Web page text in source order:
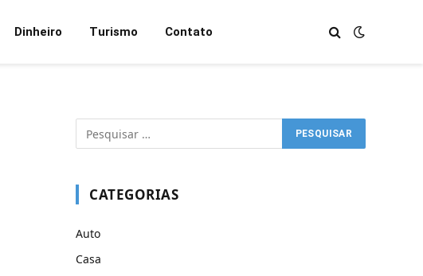
Dinheiro Turismo Contato
CATEGORIAS
Auto
Casa